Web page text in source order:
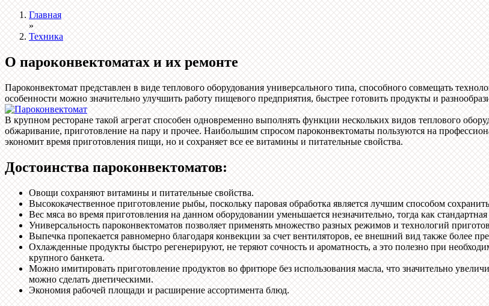
Главная
»
Техника
О пароконвектоматах и их ремонте
Пароконвектомат представлен в виде теплового оборудования универсального типа, способного совмещать
особенности можно значительно улучшить работу пищевого предприятия, быстрее готовить продукты и
В крупном ресторане такой агрегат способен одновременно выполнять функции нескольких видов теплового
обжаривание, приготовление на пару и прочее. Наибольшим спросом пароконвектоматы пользуются на
экономит время приготовления пищи, но и сохраняет все ее витамины и питательные свойства.
Достоинства пароконвектоматов:
Овощи сохраняют витамины и питательные свойства.
Высококачественное приготовление рыбы, поскольку паровая обработка является лучшим способом
Вес мяса во время приготовления на данном оборудовании уменьшается незначительно, тогда как стандартная
Универсальность пароконвектоматов позволяет применять множество разных режимов и технологий
Выпечка пропекается равномерно благодаря конвекции за счет вентиляторов, ее внешний вид также более
Охлажденные продукты быстро регенерируют, не теряют сочность и ароматность, а это полезно при
крупного банкета.
Можно имитировать приготовление продуктов во фритюре без использования масла, что значительно
можно сделать диетическими.
Экономия рабочей площади и расширение ассортимента блюд.